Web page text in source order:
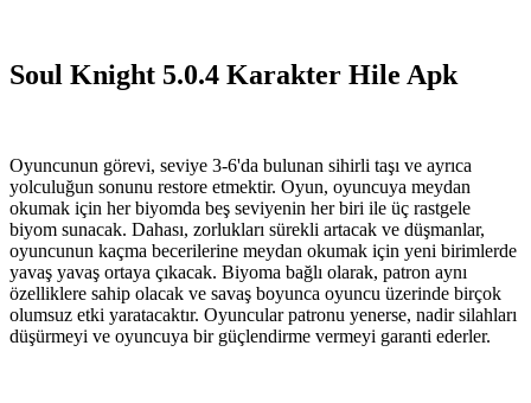
Soul Knight 5.0.4 Karakter Hile Apk
Oyuncunun görevi, seviye 3-6'da bulunan sihirli taşı ve ayrıca
yolculuğun sonunu restore etmektir. Oyun, oyuncuya meydan
okumak için her biyomda beş seviyenin her biri ile üç rastgele
biyom sunacak. Dahası, zorlukları sürekli artacak ve düşmanlar,
oyuncunun kaçma becerilerine meydan okumak için yeni birimlerde
yavaş yavaş ortaya çıkacak. Biyoma bağlı olarak, patron aynı
özelliklere sahip olacak ve savaş boyunca oyuncu üzerinde birçok
olumsuz etki yaratacaktır. Oyuncular patronu yenerse, nadir silahları
düşürmeyi ve oyuncuya bir güçlendirme vermeyi garanti ederler.